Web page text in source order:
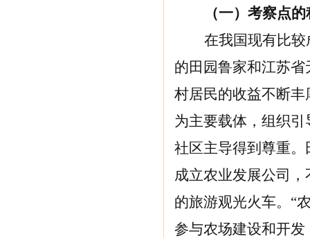
（一）考察点的
在我国现有比
的田园鲁家和江苏
村居民的收益不断
为主要载体，组织
社区主导得到尊重
成立农业发展公司
的旅游观光火车。“
参与农场建设和开发